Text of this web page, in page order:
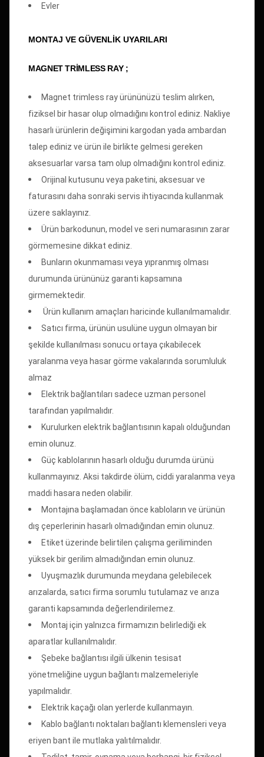
Evler
MONTAJ VE GÜVENLİK UYARILARI
MAGNET TRİMLESS RAY ;
Magnet trimless ray ürününüzü teslim alırken,
fiziksel bir hasar olup olmadığını kontrol ediniz. Nakliye
hasarlı ürünlerin değişimini kargodan yada ambardan
talep ediniz ve ürün ile birlikte gelmesi gereken
aksesuarlar varsa tam olup olmadığını kontrol ediniz.
Orijinal kutusunu veya paketini, aksesuar ve
faturasını daha sonraki servis ihtiyacında kullanmak
üzere saklayınız.
Ürün barkodunun, model ve seri numarasının zarar
görmemesine dikkat ediniz.
Bunların okunmaması veya yıpranmış olması
durumunda ürününüz garanti kapsamına
girmemektedir.
Ürün kullanım amaçları haricinde kullanılmamalıdır.
Satıcı firma, ürünün usulüne uygun olmayan bir
şekilde kullanılması sonucu ortaya çıkabilecek
yaralanma veya hasar görme vakalarında sorumluluk
almaz
Elektrik bağlantıları sadece uzman personel
tarafından yapılmalıdır.
Kurulurken elektrik bağlantısının kapalı olduğundan
emin olunuz.
Güç kablolarının hasarlı olduğu durumda ürünü
kullanmayınız. Aksi takdirde ölüm, ciddi yaralanma veya
maddi hasara neden olabilir.
Montajına başlamadan önce kabloların ve ürünün
dış çeperlerinin hasarlı olmadığından emin olunuz.
Etiket üzerinde belirtilen çalışma geriliminden
yüksek bir gerilim almadığından emin olunuz.
Uyuşmazlık durumunda meydana gelebilecek
arızalarda, satıcı firma sorumlu tutulamaz ve arıza
garanti kapsamında değerlendirilemez.
Montaj için yalnızca firmamızın belirlediği ek
aparatlar kullanılmalıdır.
Şebeke bağlantısı ilgili ülkenin tesisat
yönetmeliğine uygun bağlantı malzemeleriyle
yapılmalıdır.
Elektrik kaçağı olan yerlerde kullanmayın.
Kablo bağlantı noktaları bağlantı klemensleri veya
eriyen bant ile mutlaka yalıtılmalıdır.